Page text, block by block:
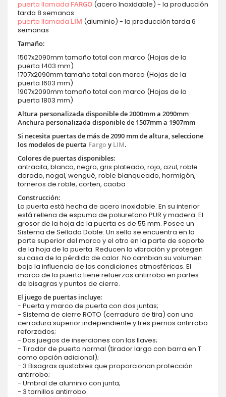
puerta llamada FARGO (acero Inoxidable) - la producción
tarda 8 semanas
puerta llamada LIM (aluminio) - la producción tarda 6
semanas
Tamaño:
1507x2090mm tamaño total con marco (Hojas de la
puerta 1403 mm)
1707x2090mm tamaño total con marco (Hojas de la
puerta 1603 mm)
1907x2090mm tamaño total con marco (Hojas de la
puerta 1803 mm)
Altura personalizada disponible de 2000mm a 2090mm
Anchura personalizada disponible de 1507mm a 1907mm
Si necesita puertas de más de 2090 mm de altura, seleccione
los modelos de puerta Fargoy LIM.
Colores de puertas disponibles:
antracita, blanco, negro, gris plateado, rojo, azul, roble
dorado, nogal, wengué, roble blanqueado, hormigón,
torneros de roble, corten, caoba
Construcción:
La puerta está hecha de acero inoxidable. En su interior
está rellena de espuma de poliuretano PUR y madera. El
grosor de la hoja de la puerta es de 55 mm. Posee un
Sistema de Sellado Doble: Un sello se encuentra en la
parte superior del marco y el otro en la parte de soporte
de la hoja de la puerta. Reducen la vibración y protegen
su casa de la pérdida de calor. No cambian su volumen
bajo la influencia de las condiciones atmosféricas. El
marco de la puerta tiene refuerzos antirrobo en partes
de bisagras y puntos de cierre.
El juego de puertas incluye:
- Puerta y marco de puerta con dos juntas;
- Sistema de cierre ROTO (cerradura de tira) con una
cerradura superior independiente y tres pernos antirrobo
reforzados;
- Dos juegos de inserciones con las llaves;
- Tirador de puerta normal (tirador largo con barra en T
como opción adicional);
- 3 Bisagras ajustables que proporcionan protección
antirrobo;
- Umbral de aluminio con junta;
- 3 tornillos antirrobo.